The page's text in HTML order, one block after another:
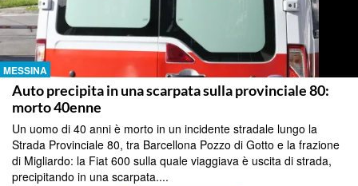
MESSINA
Auto precipita in una scarpata sulla provinciale 80:
morto 40enne
Un uomo di 40 anni è morto in un incidente stradale lungo la
Strada Provinciale 80, tra Barcellona Pozzo di Gotto e la frazione
di Migliardo: la Fiat 600 sulla quale viaggiava è uscita di strada,
precipitando in una scarpata....